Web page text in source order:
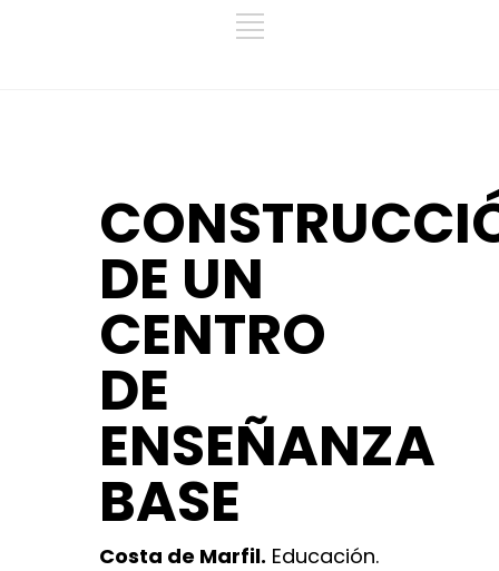
DE UN
CENTRO
DE
ENSEÑANZA
BASE
Costa de Marfil. Educación.